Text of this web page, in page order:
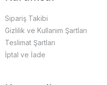
Sipariş Takibi
Gizlilik ve Kullanım Şartları
Teslimat Şartları
İptal ve İade